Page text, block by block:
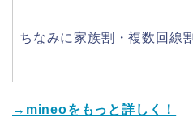
ちなみに家族割・複数回線
→mineoをもっと詳しく！